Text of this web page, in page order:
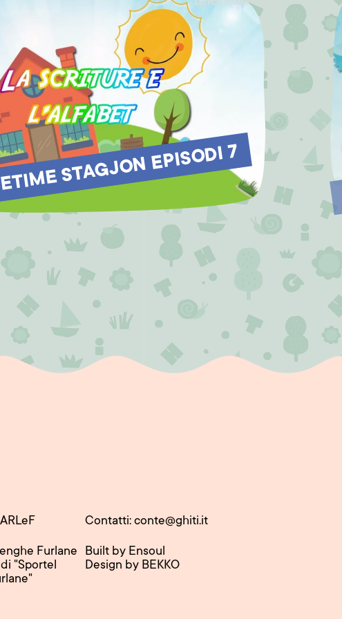
STAGJON EPISODI 7
Furlane
"Sportel
Contatti: conte@ghiti.it
Built by Ensoul
Design by BEKKO